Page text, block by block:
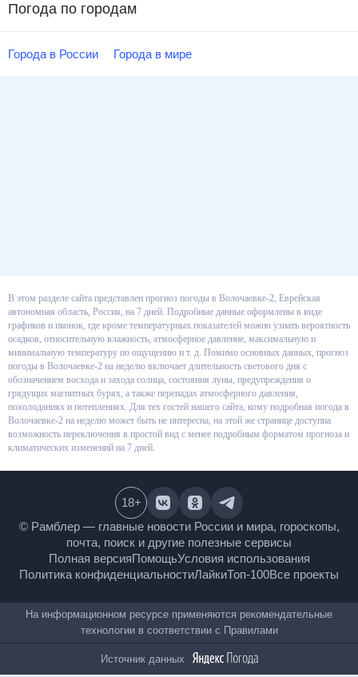
Погода по городам
Города в России Города в мире
В этом разделе сайта представлен прогноз погоды в Волочаевке-2,
Еврейская автономная область, Россия, на 7 дней. Подробные данные
оформлены в виде графиков и иконок, где кроме температурных
показателей можно узнать вероятность осадков, относительную
влажность, атмосферное давление, максимальную и минимальную
температуру по ощущению и т. д. Помимо основных данных, прогноз
погоды в Волочаевке-2 на неделю включает длительность светового дня
с обозначением восхода и захода солнца, состояния луны,
предупреждения о грядущих магнитных бурях, а также перепадах
атмосферного давления, похолоданиях и потеплениях. Для тех гостей
нашего сайта, кому подробная погода в Волочаевке-2 на неделю может
быть не интересна, на этой же странице доступна возможность
© Рамблер — главные новости России и мира,
гороскопы, почта, поиск и другие полезные сервисы
Полная версия
Помощь
Условия использования
Политика конфиденциальностиЛайкиТоп-100
Все проекты
18+
На информационном ресурсе применяются
рекомендательные технологии в соответствии сПравилами